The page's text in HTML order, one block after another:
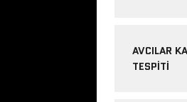
AVCILAR
TESPITI